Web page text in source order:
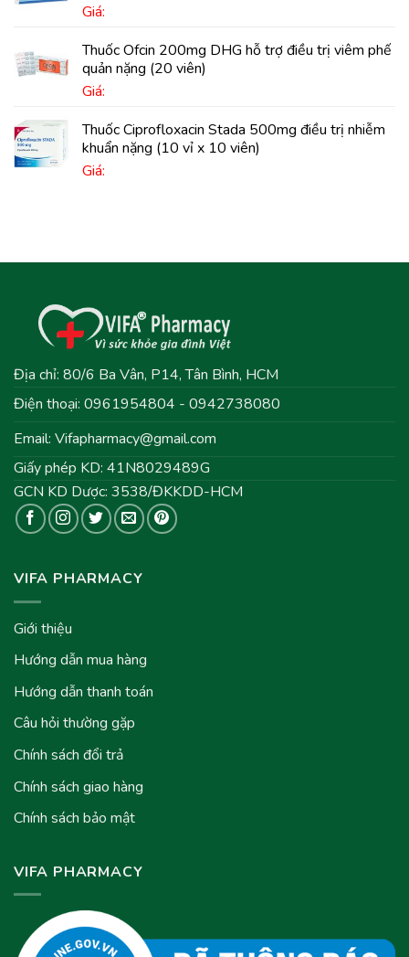
Giá:
Thuốc Ofcin 200mg DHG hỗ trợ điều trị viêm phế
quản nặng (20 viên)
Giá:
Thuốc Ciprofloxacin Stada 500mg điều trị nhiễm
khuẩn nặng (10 vỉ x 10 viên)
Giá:
Địa chỉ: 80/6 Ba Vân, P14, Tân Bình, HCM
Điện thoại: 0961954804 - 0942738080
Email: Vifapharmacy@gmail.com
Giấy phép KD: 41N8029489G
GCN KD Dược: 3538/ĐKKDD-HCM
VIFA PHARMACY
Giới thiệu
Hướng dẫn mua hàng
Hướng dẫn thanh toán
Câu hỏi thường gặp
Chính sách đổi trả
Chính sách giao hàng
Chính sách bảo mật
VIFA PHARMACY